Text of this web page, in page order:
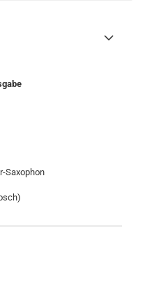
Saxophon